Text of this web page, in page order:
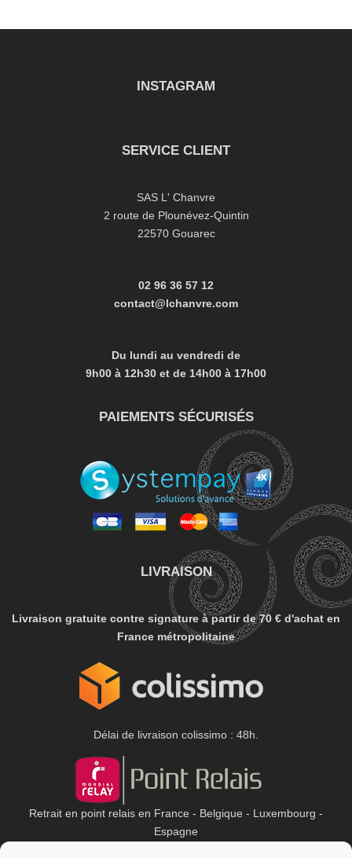
INSTAGRAM
SERVICE CLIENT
SAS L' Chanvre
2 route de Plounévez-Quintin
22570 Gouarec
02 96 36 57 12
contact@lchanvre.com
Du lundi au vendredi de
9h00 à 12h30 et de 14h00 à 17h00
PAIEMENTS SÉCURISÉS
LIVRAISON
Livraison gratuite contre signature à partir de70 € d'achat en
France métropolitaine
Délai de livraison colissimo : 48h.
Retrait en point relais en France - Belgique - Luxembourg -
Espagne